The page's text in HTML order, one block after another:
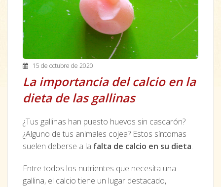
15 de octubre de 2020
La importancia del calcio en la
dieta de las gallinas
¿Tus gallinas han puesto huevos sin cascarón?
¿Alguno de tus animales cojea? Estos síntomas
suelen deberse a la falta de calcio en su dieta.
Entre todos los nutrientes que necesita una
gallina, el calcio tiene un lugar destacado,